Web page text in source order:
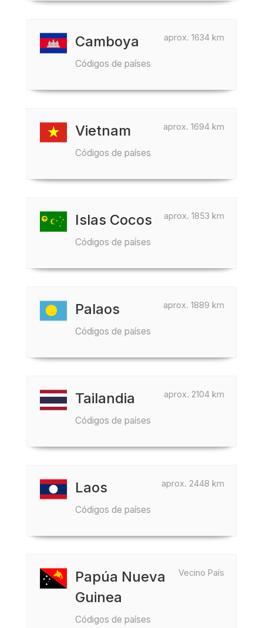
aprox. 1634 km
Camboya
Códigos de países
aprox. 1694 km
Vietnam
Códigos de países
aprox. 1853 km
Islas Cocos
Códigos de países
aprox. 1889 km
Palaos
Códigos de países
aprox. 2104 km
Tailandia
Códigos de países
aprox. 2448 km
Laos
Códigos de países
Vecino País
Papúa Nueva
Guinea
Códigos de países